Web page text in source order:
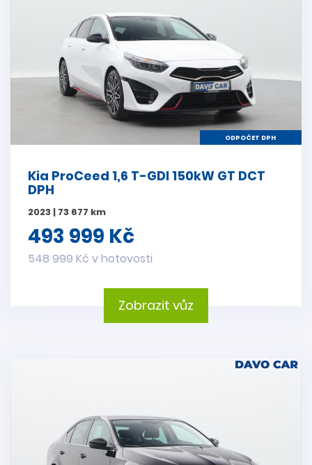
ODPOČET DPH
Kia ProCeed 1,6 T-GDI 150kW GT DCT
DPH
2023 | 73 677 km
493 999 Kč
548 999 Kč v hotovosti
Zobrazit vůz